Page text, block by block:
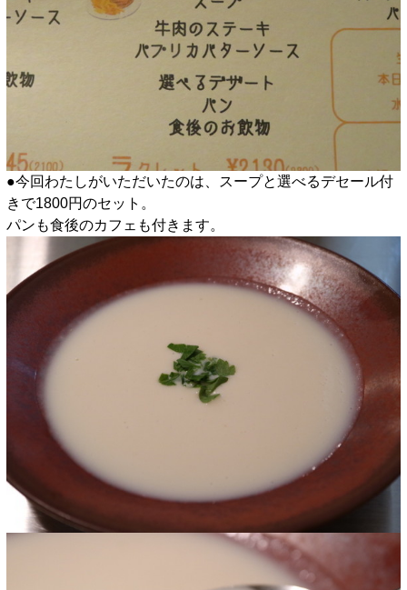
●今回わたしがいただいたのは、スープと選べるデセール付
きで1800円のセット。
パンも食後のカフェも付きます。